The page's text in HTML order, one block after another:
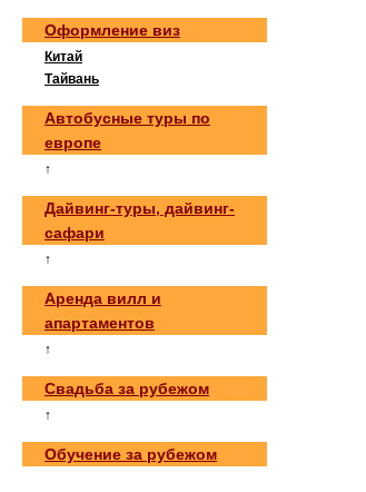
Оформление виз
Китай
Тайвань
Автобусные туры по
европе
↑
Дайвинг-туры, дайвинг-
сафари
↑
Аренда вилл и
апартаментов
↑
Свадьба за рубежом
↑
Обучение за рубежом